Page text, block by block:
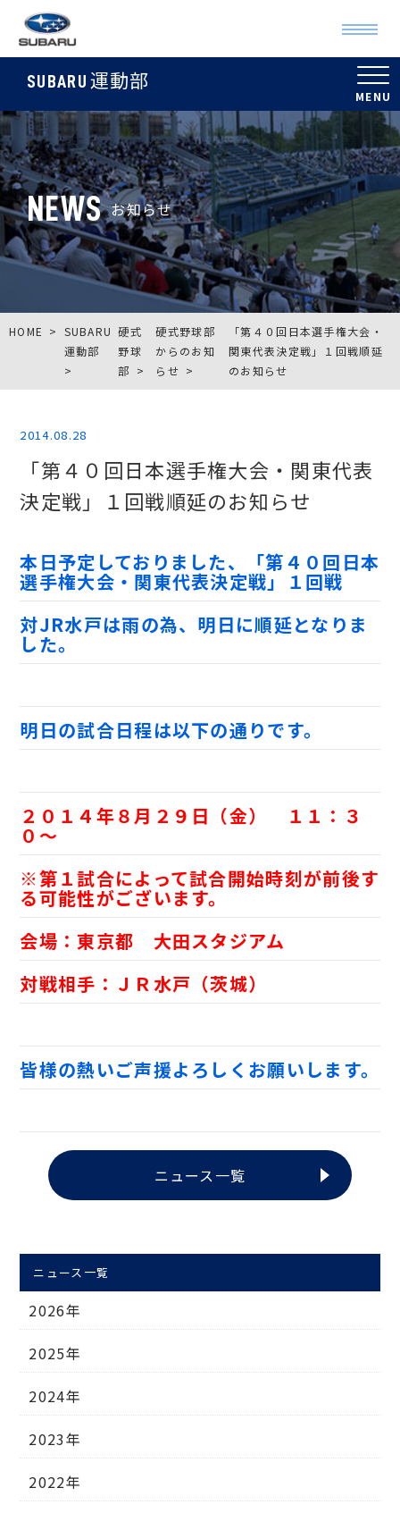
SUBARU 運動部
NEWS お知らせ
HOME
SUBARU
運動部
硬式
野球
部
硬式野球部
からのお知
らせ
「第４０回日本選手権大会・
関東代表決定戦」１回戦順延
のお知らせ
2014.08.28
「第４０回日本選手権大会・関東代表
決定戦」１回戦順延のお知らせ
本日予定しておりました、「第４０回日本
選手権大会・関東代表決定戦」１回戦
対JR水戸は雨の為、明日に順延となりま
した。
明日の試合日程は以下の通りです。
２０１４年８月２９日（金） １１：３
０～
※第１試合によって試合開始時刻が前後す
る可能性がございます。
会場：東京都 大田スタジアム
対戦相手：ＪＲ水戸（茨城）
皆様の熱いご声援よろしくお願いします。
ニュース一覧
ニュース一覧
2026年
2025年
2024年
2023年
2022年